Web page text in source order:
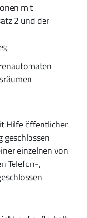
mit
2 und der
Hilfe öffentlicher
geschlossen
einzelnen von
Telefon-,